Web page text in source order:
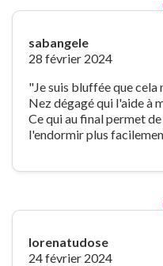
sabangele
28 février 2024
"Je suis bluffée que cela
Nez dégagé qui l'aide à
Ce qui au final permet
l'endormir plus
lorenatudose
24 février 2024